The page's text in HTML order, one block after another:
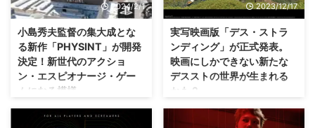
2024/2/1
小島秀夫監督の集大成とな
る新作「PHYSINT」が開発
決定！新世代のアクショ
ン・エスピオナージ・ゲー
ムになる模様。
マイクロソフトさんだけではな
く、SIEさん側でも「最先端のゲ
2023/12/17
実写映画版「デス・ストラ
ンディング」が正式発表。
映画にしかできない新たな
デスストの世界が生まれる
かも？
ゲームをプレイしていなくても、
映画ファンが唸るような作品を目